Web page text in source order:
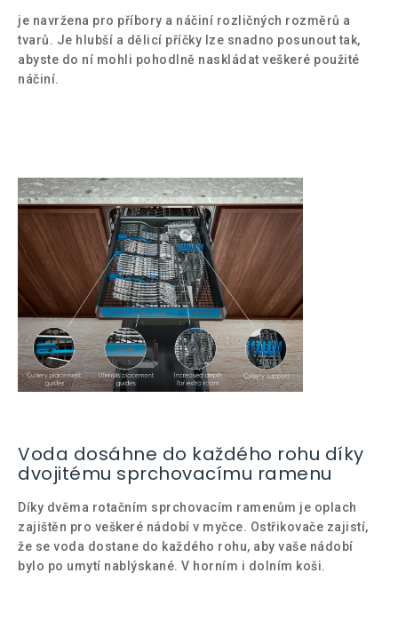
je navržena pro příbory a náčiní rozličných rozměrů a
tvarů. Je hlubší a dělicí příčky lze snadno posunout tak,
abyste do ní mohli pohodlně naskládat veškeré použité
náčiní.
Voda dosáhne do každého rohu díky
dvojitému sprchovacímu ramenu
Díky dvěma rotačním sprchovacím ramenům je oplach
zajištěn pro veškeré nádobí v myčce. Ostřikovače zajistí,
že se voda dostane do každého rohu, aby vaše nádobí
bylo po umytí nablýskané. V horním i dolním koši.